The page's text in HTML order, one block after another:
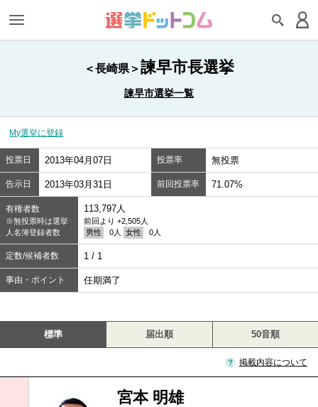
＜長崎県＞諫早市長選挙
諫早市選挙一覧
My選挙に登録
投票日 2013年04月07日 投票率 無投票
告示日 2013年03月31日 前回投票率 71.07%
有権者数
※無投票時は選挙
人名簿登録者数
113,797人
前回より +2,505人
男性
0人 女性 0人
定数/候補者数 1 / 1
事由・ポイント 任期満了
標準 届出順 50音順
掲載内容について
宮本 明雄